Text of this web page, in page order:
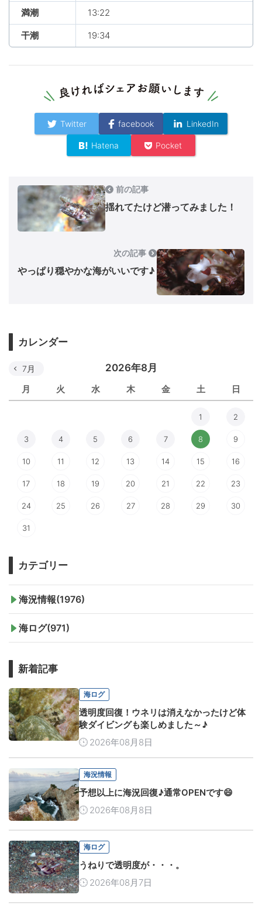
満潮 13:22
干潮 19:34
Twitter facebook LinkedIn
Hatena Pocket
前の記事
揺れてたけど潜ってみました！
次の記事
やっぱり穏やかな海がいいです♪
カレンダー
2026年8月
月 火 水 木 金 土 日
7月
1 2
3 4 5 6 7 8 9
10 11 12 13 14 15 16
17 18 19 20 21 22 23
24 25 26 27 28 29 30
31
カテゴリー
海況情報(1976)
海ログ(971)
新着記事
海ログ
透明度回復！ウネリは消えなかったけど体
験ダイビングも楽しめました～♪
2026年08月8日
海況情報
予想以上に海況回復♪通常OPENです😄
2026年08月8日
海ログ
うねりで透明度が・・・。
2026年08月7日